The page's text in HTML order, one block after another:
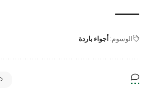
الوسوم: أجواء باردة